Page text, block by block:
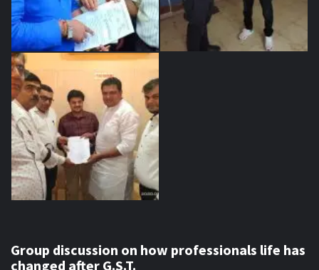
Group discussion on how professionals life has
changed after G.S.T.